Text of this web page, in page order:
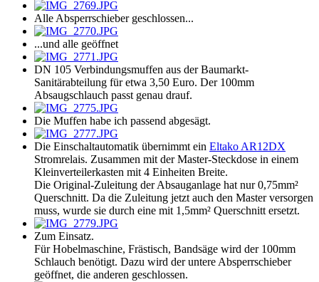
Alle Absperrschieber geschlossen...
...und alle geöffnet
DN 105 Verbindungsmuffen aus der Baumarkt-
Sanitärabteilung für etwa 3,50 Euro. Der 100mm
Absaugschlauch passt genau drauf.
Die Muffen habe ich passend abgesägt.
Die Einschaltautomatik übernimmt ein Eltako AR12DX
Stromrelais. Zusammen mit der Master-Steckdose in einem
Kleinverteilerkasten mit 4 Einheiten Breite.
Die Original-Zuleitung der Absauganlage hat nur 0,75mm²
Querschnitt. Da die Zuleitung jetzt auch den Master versorgen
muss, wurde sie durch eine mit 1,5mm² Querschnitt ersetzt.
Zum Einsatz.
Für Hobelmaschine, Frästisch, Bandsäge wird der 100mm
Schlauch benötigt. Dazu wird der untere Absperrschieber
geöffnet, die anderen geschlossen.